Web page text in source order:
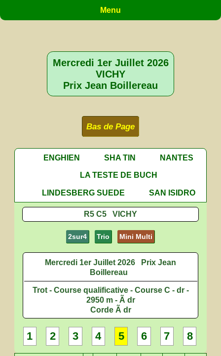
Menu
Mercredi 1er Juillet 2026
VICHY
Prix Jean Boillereau
Bas de Page
ENGHIEN SHA TIN
NANTES
LA TESTE DE BUCH
LINDESBERG SUEDE
SAN ISIDRO
R5 C5 VICHY
2sur4 Trio Mini Multi
Mercredi 1er Juillet 2026
Prix Jean
Boillereau
Trot - Course qualificative - Course C - dr -
2950 m - Ã dr
Corde Ã dr
1 2 3 4 5 6 7 8